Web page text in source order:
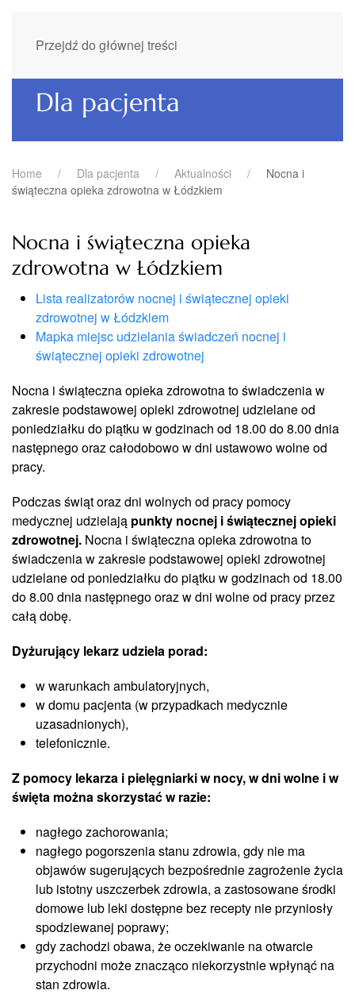
Przejdź do głównej treści
Dla pacjenta
Home Dla pacjenta Aktualności
Nocna i
świąteczna opieka zdrowotna w Łódzkiem
Nocna i świąteczna opieka
zdrowotna w Łódzkiem
Lista realizatorów nocnej i świątecznej opieki
zdrowotnej w Łódzkiem
Mapka miejsc udzielania świadczeń nocnej i
świątecznej opieki zdrowotnej
Nocna i świąteczna opieka zdrowotna to świadczenia w
zakresie podstawowej opieki zdrowotnej udzielane od
poniedziałku do piątku w godzinach od 18.00 do 8.00 dnia
następnego oraz całodobowo w dni ustawowo wolne od
pracy.
Podczas świąt oraz dni wolnych od pracy pomocy
medycznej udzielają punkty nocnej i świątecznej opieki
zdrowotnej. Nocna i świąteczna opieka zdrowotna to
świadczenia w zakresie podstawowej opieki zdrowotnej
udzielane od poniedziałku do piątku w godzinach od 18.00
do 8.00 dnia następnego oraz w dni wolne od pracy przez
całą dobę.
Dyżurujący lekarz udziela porad:
w warunkach ambulatoryjnych,
w domu pacjenta (w przypadkach medycznie
uzasadnionych),
telefonicznie.
Z pomocy lekarza i pielęgniarki w nocy, w dni wolne i w
święta można skorzystać w razie:
nagłego zachorowania;
nagłego pogorszenia stanu zdrowia, gdy nie ma
objawów sugerujących bezpośrednie zagrożenie życia
lub istotny uszczerbek zdrowia, a zastosowane środki
domowe lub leki dostępne bez recepty nie przyniosły
spodziewanej poprawy;
gdy zachodzi obawa, że oczekiwanie na otwarcie
przychodni może znacząco niekorzystnie wpłynąć na
stan zdrowia.